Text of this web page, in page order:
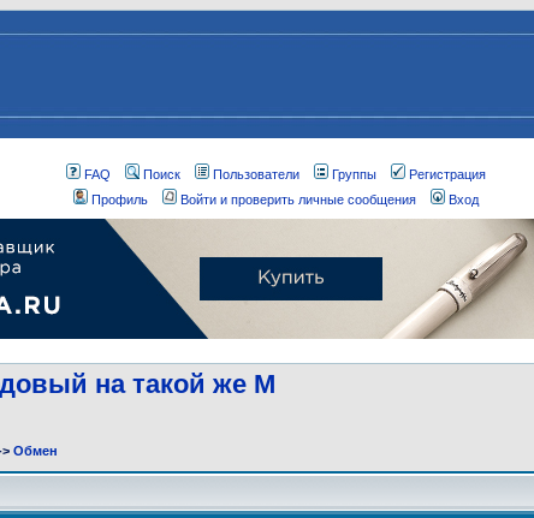
FAQ Поиск Пользователи Группы
Регистрация
Профиль
Войти и проверить личные сообщения Вход
на такой же M
> Обмен